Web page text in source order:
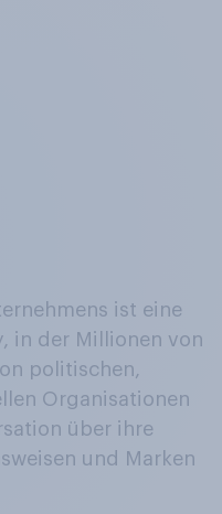
ist eine
in der Millionen von
politischen,
Organisationen
über ihre
und Marken